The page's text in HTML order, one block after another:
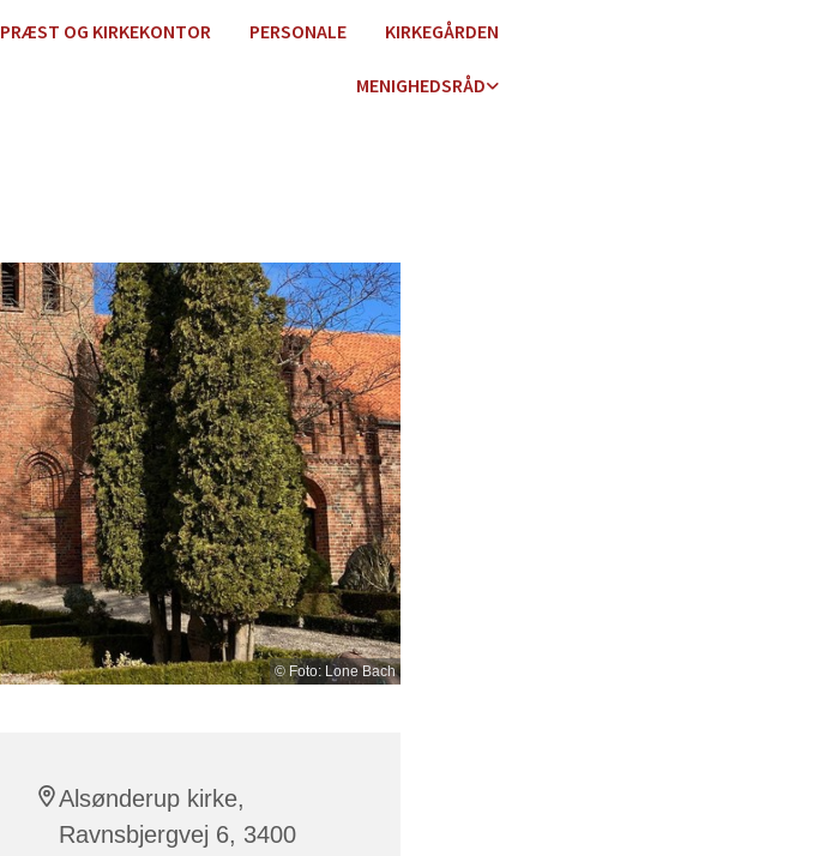
PRÆST OG KIRKEKONTOR PERSONALE KIRKEGÅRDEN
MENIGHEDSRÅD
© Foto: Lone Bach
Alsønderup kirke,
Ravnsbjergvej 6, 3400